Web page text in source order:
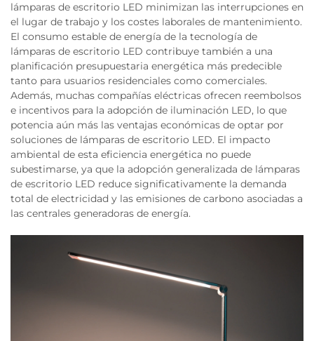
lámparas de escritorio LED minimizan las interrupciones en
el lugar de trabajo y los costes laborales de mantenimiento.
El consumo estable de energía de la tecnología de
lámparas de escritorio LED contribuye también a una
planificación presupuestaria energética más predecible
tanto para usuarios residenciales como comerciales.
Además, muchas compañías eléctricas ofrecen reembolsos
e incentivos para la adopción de iluminación LED, lo que
potencia aún más las ventajas económicas de optar por
soluciones de lámparas de escritorio LED. El impacto
ambiental de esta eficiencia energética no puede
subestimarse, ya que la adopción generalizada de lámparas
de escritorio LED reduce significativamente la demanda
total de electricidad y las emisiones de carbono asociadas a
las centrales generadoras de energía.